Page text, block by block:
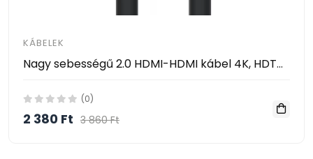
KÁBELEK
Nagy sebességű 2.0 HDMI-HDMI kábel 4K, HDTV, 3D, UHD - 3 méter
(0)
2 380 Ft 3 860 Ft